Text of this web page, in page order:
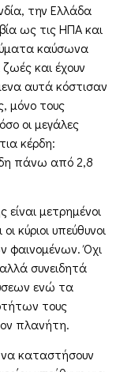
την Ελλάδα
ως τις ΗΠΑ και
καύσωνα
και έχουν
αυτά κόστισαν
μόνο τους
οι μεγάλες
κέρδη:
πάνω από 2,8
μετρημένοι
κύριοι υπεύθυνοι
φαινομένων. Όχι
συνειδητά
ενώ τα
τους
πλανήτη.
να καταστήσουν